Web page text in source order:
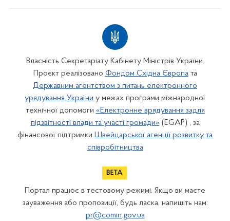
Власність Секретаріату Кабінету Міністрів України.
Проєкт реалізовано Фондом Східна Європата
Державним агентством з питань електронного
урядування України у межах програми міжнародної
технічної допомоги «Електронне врядування задля
підзвітності влади та участі громади» (EGAP) , за
фінансової підтримки Швейцарської агенції розвитку та
співробітництва
Портал працює в тестовому режимі. Якщо ви маєте
зауваження або пропозиції, будь ласка, напишіть нам:
pr@comin.gov.ua